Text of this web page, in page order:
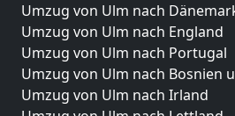
Umzug von Ulm nach
Umzug von Ulm nach England
Umzug von Ulm nach Portugal
Umzug von Ulm nach Bosnien
Umzug von Ulm nach Irland